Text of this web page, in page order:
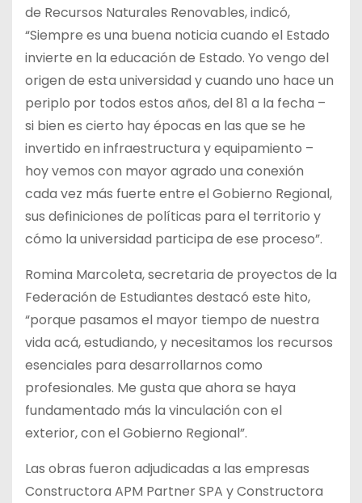
de Recursos Naturales Renovables, indicó,
“Siempre es una buena noticia cuando el Estado
invierte en la educación de Estado. Yo vengo del
origen de esta universidad y cuando uno hace un
periplo por todos estos años, del 81 a la fecha –
si bien es cierto hay épocas en las que se he
invertido en infraestructura y equipamiento –
hoy vemos con mayor agrado una conexión
cada vez más fuerte entre el Gobierno Regional,
sus definiciones de políticas para el territorio y
cómo la universidad participa de ese proceso”.
Romina Marcoleta, secretaria de proyectos de la
Federación de Estudiantes destacó este hito,
“porque pasamos el mayor tiempo de nuestra
vida acá, estudiando, y necesitamos los recursos
esenciales para desarrollarnos como
profesionales. Me gusta que ahora se haya
fundamentado más la vinculación con el
exterior, con el Gobierno Regional”.
Las obras fueron adjudicadas a las empresas
Constructora APM Partner SPA y Constructora